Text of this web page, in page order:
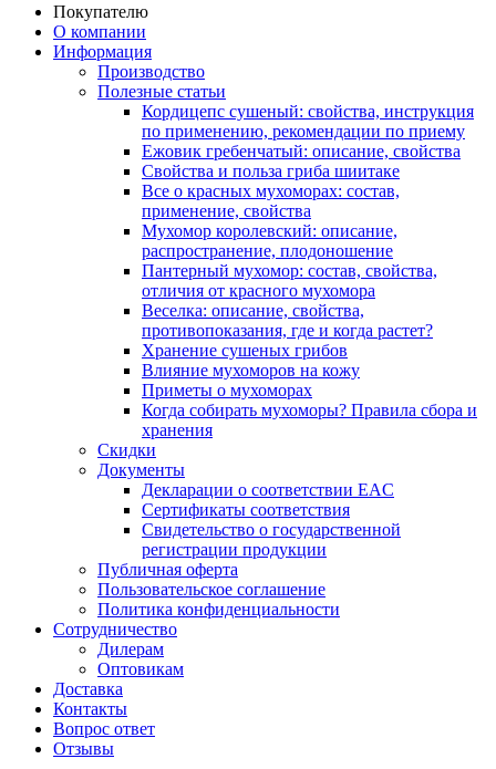
Покупателю
О компании
Информация
Производство
Полезные статьи
Кордицепс сушеный: свойства, инструкция
по применению, рекомендации по приему
Ежовик гребенчатый: описание, свойства
Свойства и польза гриба шиитаке
Все о красных мухоморах: состав,
применение, свойства
Мухомор королевский: описание,
распространение, плодоношение
Пантерный мухомор: состав, свойства,
отличия от красного мухомора
Веселка: описание, свойства,
противопоказания, где и когда растет?
Хранение сушеных грибов
Влияние мухоморов на кожу
Приметы о мухоморах
Когда собирать мухоморы? Правила сбора и
хранения
Скидки
Документы
Декларации о соответствии EAC
Сертификаты соответствия
Свидетельство о государственной
регистрации продукции
Публичная оферта
Пользовательское соглашение
Политика конфиденциальности
Сотрудничество
Дилерам
Оптовикам
Доставка
Контакты
Вопрос ответ
Отзывы